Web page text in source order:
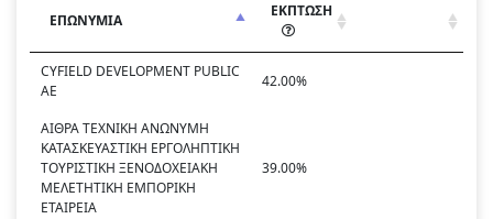
ΕΠΩΝΥΜΙΑ
ΕΚΠΤΩΣΗ
CYFIELD DEVELOPMENT PUBLIC
AE
42.00%
ΑΙΘΡΑ ΤΕΧΝΙΚΗ ΑΝΩΝΥΜΗ
ΚΑΤΑΣΚΕΥΑΣΤΙΚΗ ΕΡΓΟΛΗΠΤΙΚΗ
ΤΟΥΡΙΣΤΙΚΗ ΞΕΝΟΔΟΧΕΙΑΚΗ
ΜΕΛΕΤΗΤΙΚΗ ΕΜΠΟΡΙΚΗ
ΕΤΑΙΡΕΙΑ
39.00%